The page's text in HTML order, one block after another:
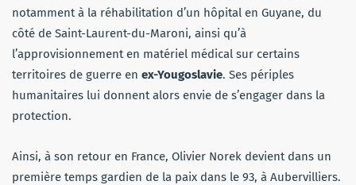
notamment à la réhabilitation d’un hôpital en Guyane, du
côté de Saint-Laurent-du-Maroni, ainsi qu’à
l’approvisionnement en matériel médical sur certains
territoires de guerre en ex-Yougoslavie. Ses périples
humanitaires lui donnent alors envie de s’engager dans la
protection.
Ainsi, à son retour en France, Olivier Norek devient dans un
première temps gardien de la paix dans le 93, à Aubervilliers.